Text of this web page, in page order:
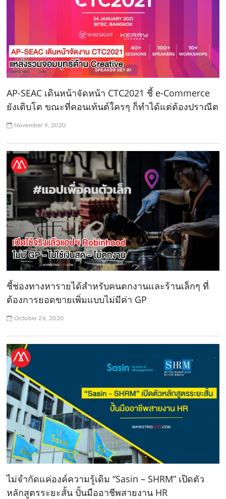
AP-SEAC เดินหน้าจัดหน้า CTC2021 ชี้ e-Commerce
ยังเติบโต ขณะที่คอนเท้นต์ใครๆ ก็ทำได้แต่ต้องปราณีต
November 9, 2020
ชี้ช่องทางหารายได้สำหรับคนตกงานและร้านเล็กๆ ที่
ต้องการยอดขายเพิ่มแบบไม่มีค่า GP
October 26, 2020
ไม่จำกัดแค่องค์ความรู้เดิม “Sasin – SHRM” เปิดตัว
หลักสูตรระยะสั้น ปั้นมืออาชีพสายงาน HR